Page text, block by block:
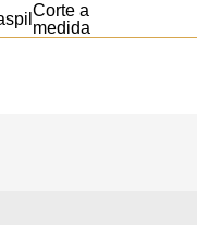
Corte a
medida